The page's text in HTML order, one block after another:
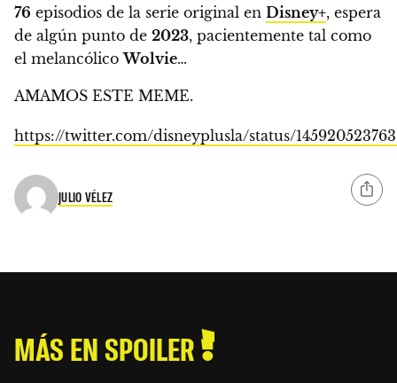
76 episodios de la serie original en Disney+, espera
de algún punto de 2023, pacientemente tal como
el melancólicoWolvie…
AMAMOS ESTE MEME.
https://twitter.com/disneyplusla/status/
JULIO VÉLEZ
MÁS EN SPOILER